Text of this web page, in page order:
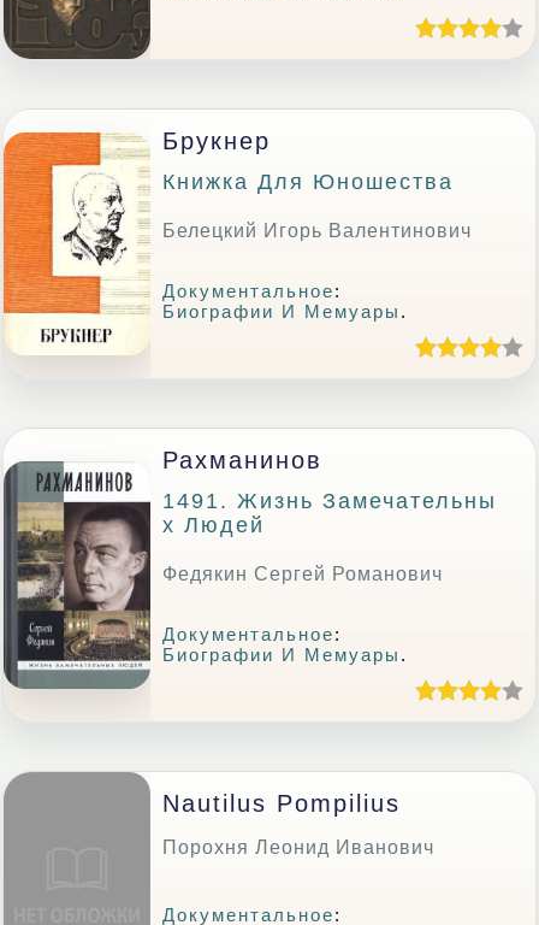
Брукнер
Книжка Для Юношества
Белецкий Игорь Валентинович
Документальное:
Биографии И Мемуары .
Рахманинов
1491. Жизнь Замечательны
Х Людей
Федякин Сергей Романович
Документальное:
Биографии И Мемуары .
Nautilus Pompilius
Порохня Леонид Иванович
Документальное: